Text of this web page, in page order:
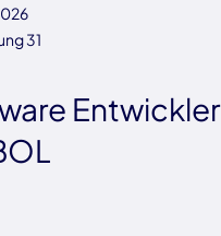
31
Entwickler